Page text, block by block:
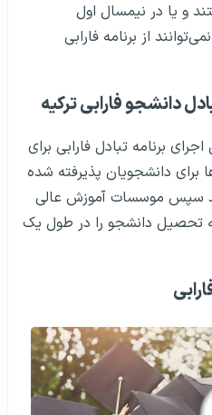
و یا در نیمسال اول
از برنامه فارابی
دانشجو فارابی ترکیه
برنامه تبادل فارابی برای
دانشجویان پذیرفته شده
سپس موسسات آموزش عالی
تحصیل دانشجو را در طول یک